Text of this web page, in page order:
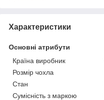
Характеристики
Основні атрибути
Країна виробник
Розмір чохла
Стан
Сумісність з маркою